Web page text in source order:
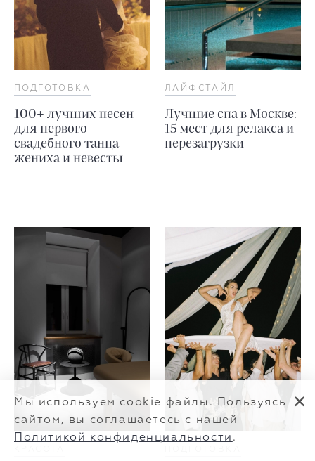
ПОДГОТОВКА
100+ лучших песен
для первого
свадебного танца
жениха и невесты
ЛАЙФСТАЙЛ
Лучшие спа в Москве:
15 мест для релакса и
перезагрузки
Мы используем cookie файлы. Пользуясь
сайтом, вы соглашаетесь с нашей
Политикой конфиденциальности .
✕